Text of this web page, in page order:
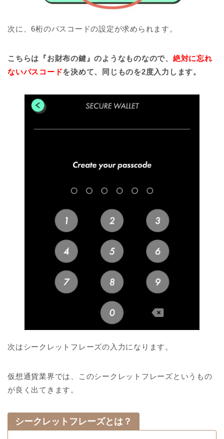
次に、6桁のパスコードの設定が求められます。
こちらは『お財布の鍵』のようなものなので、 絶対に忘れ
ないパスコードを決めて、同じものを2度入力します。
次はシークレットフレーズの入力になります。
仮想通貨業界では、このシークレットフレーズというもの
が良く出てきます。
シークレットフレーズとは？